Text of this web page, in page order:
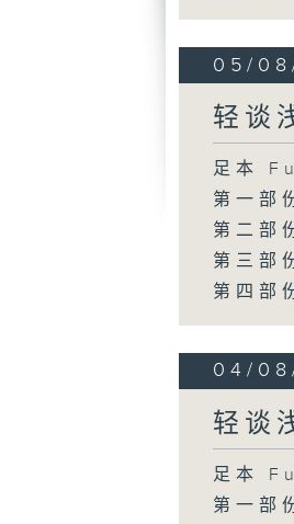
05/
轻谈
足本
第一
第二
第三
第四
04/
轻谈
足本
第一